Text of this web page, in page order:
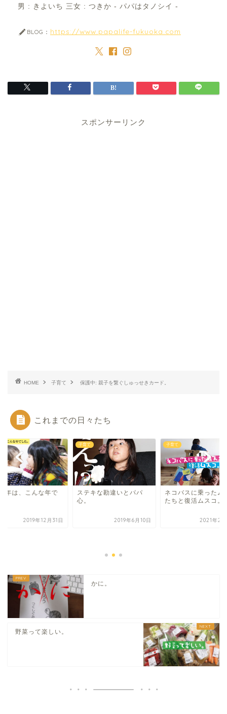
男 : きよいち 三女 : つきか - パパはタノシイ -
BLOG： https://www.papalife-fukuoka.com
スポンサーリンク
HOME 子育て 保護中: 親子を繋ぐしゅっせきカード。
これまでの日々たち
年は、こんな年で
2019年12月31日
子育て
ステキな勘違いとパパ
心。
2019年6月10日
子育て
ネコバスに乗ったム
たちと復活ムスコ。
2021年2
かに。
野菜って楽しい。